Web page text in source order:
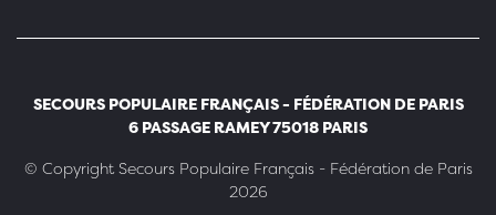
SECOURS POPULAIRE FRANÇAIS - FÉDÉRATION DE PARIS
6 PASSAGE RAMEY 75018 PARIS
© Copyright Secours Populaire Français - Fédération de Paris
2026